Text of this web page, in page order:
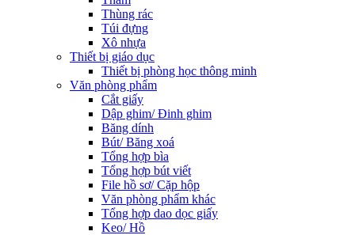
Thùng rác
Túi đựng
Xô nhựa
Thiết bị giáo dục
Thiết bị phòng học thông minh
Văn phòng phẩm
Cắt giấy
Dập ghim/ Đinh ghim
Băng dính
Bút/ Băng xoá
Tổng hợp bìa
Tổng hợp bút viết
File hồ sơ/ Cặp hộp
Văn phòng phẩm khác
Tổng hợp dao dọc giấy
Keo/ Hồ